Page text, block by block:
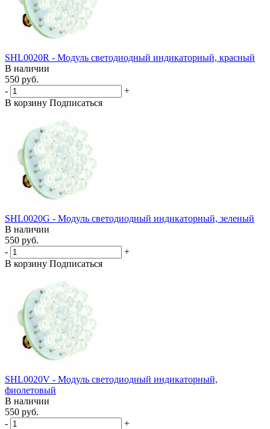
SHL0020R - Модуль светодиодный индикаторный, красный
В наличии
550 руб.
-
+
В корзину Подписаться
SHL0020G - Модуль светодиодный индикаторный, зеленый
В наличии
550 руб.
-
+
В корзину Подписаться
SHL0020V - Модуль светодиодный индикаторный,
фиолетовый
В наличии
550 руб.
-
+